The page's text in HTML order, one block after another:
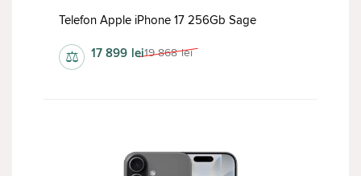
Telefon Apple iPhone 17 256Gb Sage
19 868 lei
17 899 lei
⚖